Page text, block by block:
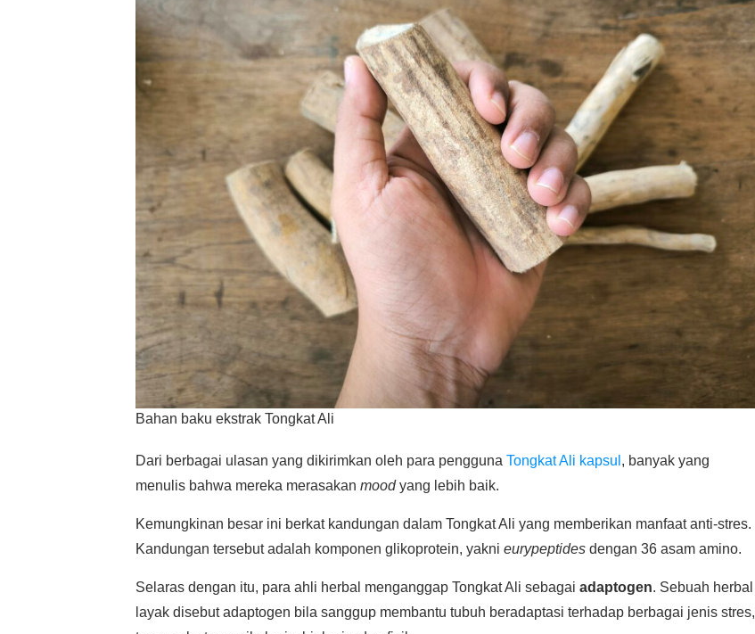
Bahan baku ekstrak Tongkat Ali
Dari berbagai ulasan yang dikirimkan oleh para pengguna Tongkat Ali kapsul , banyak yang
menulis bahwa mereka merasakan moodyang lebih baik.
Kemungkinan besar ini berkat kandungan dalam Tongkat Ali yang memberikan manfaat anti-stres.
Kandungan tersebut adalah komponen glikoprotein, yakni eurypeptides dengan 36 asam amino.
Selaras dengan itu, para ahli herbal menganggap Tongkat Ali sebagai adaptogen. Sebuah herbal
layak disebut adaptogen bila sanggup membantu tubuh beradaptasi terhadap berbagai jenis stres,